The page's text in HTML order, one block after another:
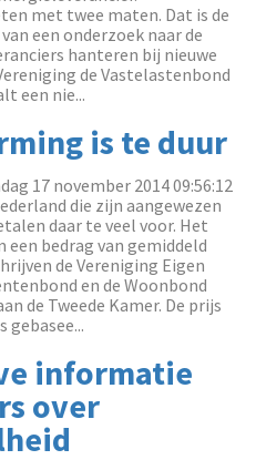
met twee maten. Dat is de
een onderzoek naar de
hanteren bij nieuwe
de Vastelastenbond
een nie...
is te duur
17 november 2014 09:56:12
die zijn aangewezen
daar te veel voor. Het
een bedrag van gemiddeld
de Vereniging Eigen
en de Woonbond
de Tweede Kamer. De prijs
gebasee...
informatie
over